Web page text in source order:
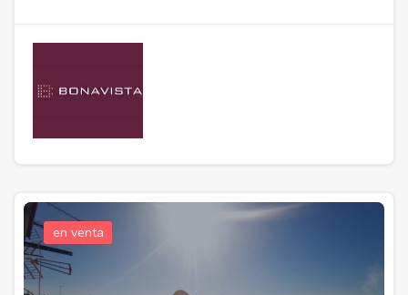
en venta